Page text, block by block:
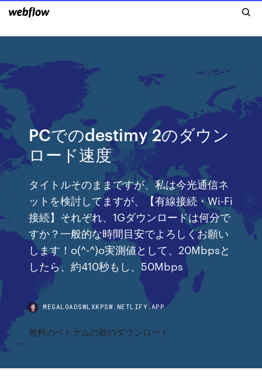
PCでのdestimy 2のダウン
ロード速度
タイトルそのままですが、私は今光通信ネ
ットを検討してますが、【有線接続・Wi-Fi
接続】それぞれ、1Gダウンロードは何分で
すか？一般的な時間目安でよろしくお願い
します！o(^-^)o実測値として、20Mbpsと
したら、約410秒もし、50Mbps
MEGALOADSWLXKPSW.NETLIFY.APP
無料のベトナムの歌のダウンロード